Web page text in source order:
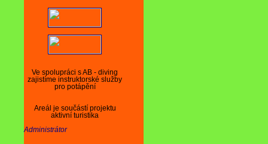
Ve spolupráci s AB - diving
zajistíme instruktorské služby
pro potápění
Areál je součástí projektu
aktivní turistika
Administrátor